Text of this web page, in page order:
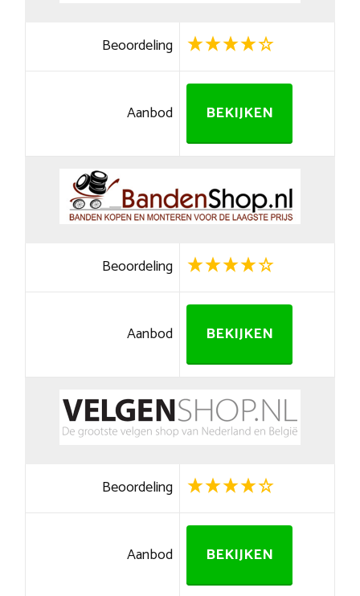
Beoordeling
Aanbod BEKIJKEN
Beoordeling
Aanbod BEKIJKEN
Beoordeling
Aanbod BEKIJKEN